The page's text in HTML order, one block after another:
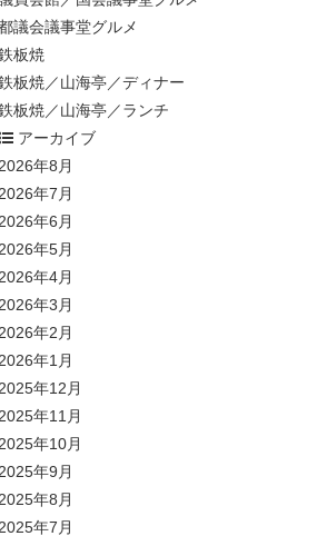
議会議事堂グルメ
板焼
板焼／山海亭／ディナー
板焼／山海亭／ランチ
アーカイブ
2026年8月
2026年7月
2026年6月
2026年5月
2026年4月
2026年3月
2026年2月
2026年1月
2025年12月
2025年11月
2025年10月
2025年9月
2025年8月
2025年7月